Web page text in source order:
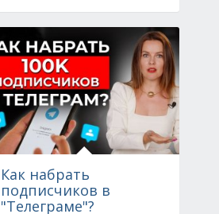
Как набрать
подписчиков в
"Телеграме"?